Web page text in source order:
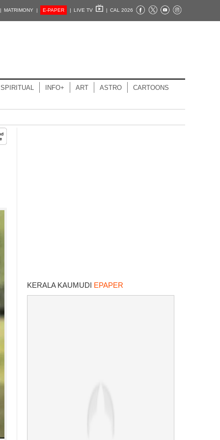
| MATRIMONY | E-PAPER | LIVE TV | CAL 2026
SPIRITUAL INFO+ ART ASTRO CARTOONS
KERALA KAUMUDI EPAPER